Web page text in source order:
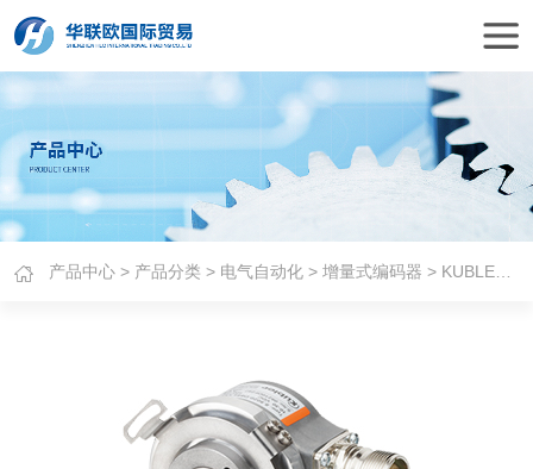
产品中心 > 产品分类 > 电气自动化 >增量式编码器 > KUBLER增量编码器